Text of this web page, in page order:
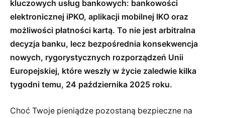
kluczowych usług bankowych: bankowości
elektronicznej iPKO, aplikacji mobilnej IKO oraz
możliwości płatności kartą. To nie jest arbitralna
decyzja banku, lecz bezpośrednia konsekwencja
nowych, rygorystycznych rozporządzeń Unii
Europejskiej, które weszły w życie zaledwie kilka
tygodni temu, 24 października 2025 roku.
Choć Twoje pieniądze pozostaną bezpieczne na